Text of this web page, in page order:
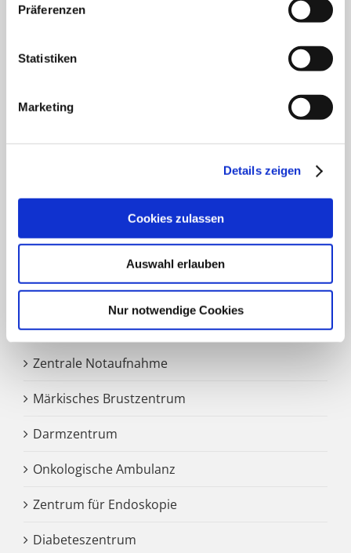
Präferenzen
Statistiken
Marketing
Details zeigen
Cookies zulassen
Auswahl erlauben
Nur notwendige Cookies
Klinik für Innere Medizin Schützenstraße
Gefäß- und Handchirurgie
HNO Belegabteilung
Pflegedienst
SCHWERPUNKTE
Zentrale Notaufnahme
Märkisches Brustzentrum
Darmzentrum
Onkologische Ambulanz
Zentrum für Endoskopie
Diabeteszentrum